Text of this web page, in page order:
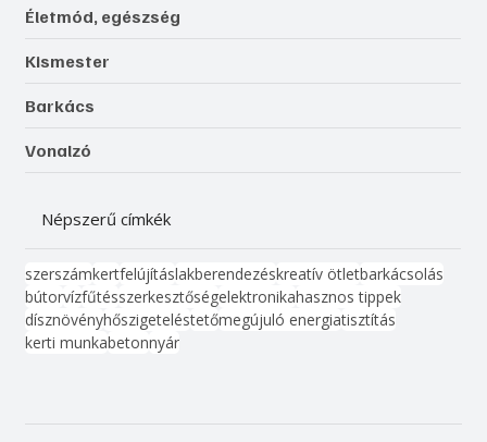
Életmód, egészség
Kismester
Barkács
Vonalzó
Népszerű címkék
szerszámkertfelújításlakberendezéskreatív ötletbarkácsolás
bútorvízfűtésszerkesztőségelektronikahasznos tippek
dísznövényhőszigeteléstetőmegújuló energiatisztítás
kerti munkabetonnyár